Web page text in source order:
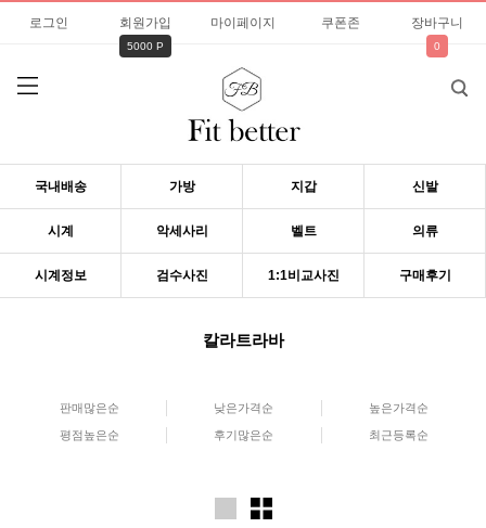
로그인 회원가입
5000 P
마이페이지 쿠폰존 장바구니
0
국내배송 가방 지갑 신발
시계 악세사리 벨트 의류
시계정보 검수사진 1:1비교사진 구매후기
칼라트라바
판매많은순 낮은가격순 높은가격순
평점높은순 후기많은순 최근등록순